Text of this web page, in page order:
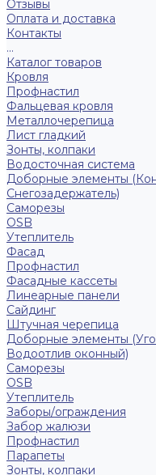
Отзывы
Оплата и доставка
Контакты
...
Каталог товаров
Кровля
Профнастил
Фальцевая кровля
Металлочерепица
Лист гладкий
Зонты, колпаки
Водосточная система
Доборные элементы
Снегозадержатель)
Саморезы
ОSB
Утеплитель
Фасад
Профнастил
Фасадные кассеты
Линеарные панели
Сайдинг
Штучная черепица
Доборные элементы
Водоотлив оконный)
Саморезы
OSB
Утеплитель
Заборы/ограждения
Забор жалюзи
Профнастил
Парапеты
Зонты, колпаки